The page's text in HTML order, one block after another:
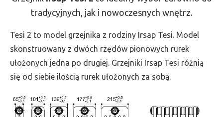
-
wys.
885,
szer.
1395,
1912
tradycyjnych, jak i nowoczesnych wnętrz.
Tesi 2 to model grzejnika z rodziny Irsap Tesi. Model
skonstruowany z dwóch rzędów pionowych rurek
ułożonych jedna po drugiej. Grzejniki Irsap Tesi różnią
się od siebie ilością rurek ułożonych za sobą.